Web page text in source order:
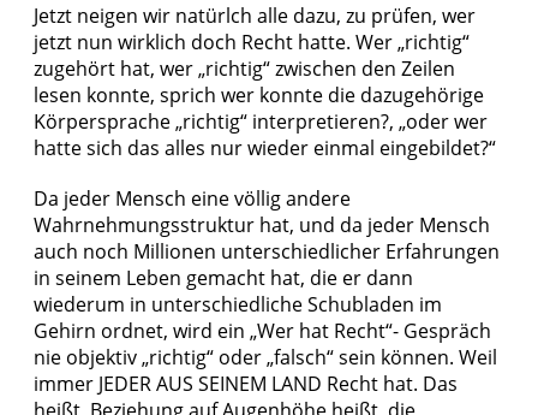
Jetzt neigen wir natürlch alle dazu, zu prüfen, wer
jetzt nun wirklich doch Recht hatte. Wer „richtig“
zugehört hat, wer „richtig“ zwischen den Zeilen
lesen konnte, sprich wer konnte die dazugehörige
Körpersprache „richtig“ interpretieren?, „oder wer
hatte sich das alles nur wieder einmal eingebildet?“
Da jeder Mensch eine völlig andere
Wahrnehmungsstruktur hat, und da jeder Mensch
auch noch Millionen unterschiedlicher Erfahrungen
in seinem Leben gemacht hat, die er dann
wiederum in unterschiedliche Schubladen im
Gehirn ordnet, wird ein „Wer hat Recht“- Gespräch
nie objektiv „richtig“ oder „falsch“ sein können. Weil
immer JEDER AUS SEINEM LAND Recht hat. Das